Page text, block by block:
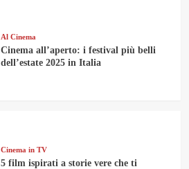
Al Cinema
Cinema all’aperto: i festival più belli
dell’estate 2025 in Italia
Cinema in TV
5 film ispirati a storie vere che ti